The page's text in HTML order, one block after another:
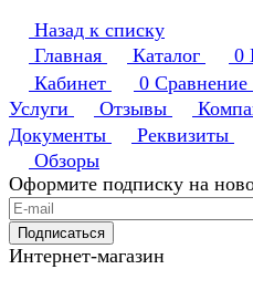
Назад к списку
Главная
Каталог 0
Кабинет
0 Сравнение
Услуги
Отзывы
Документы
Реквизиты
Обзоры
Оформите подписку на
Подписаться
Интернет-магазин